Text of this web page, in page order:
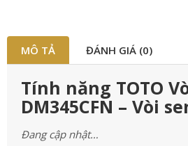
MÔ TẢ ĐÁNH GIÁ (0)
Tính năng TOTO
DM345CFN – Vòi
Đang cập nhật…